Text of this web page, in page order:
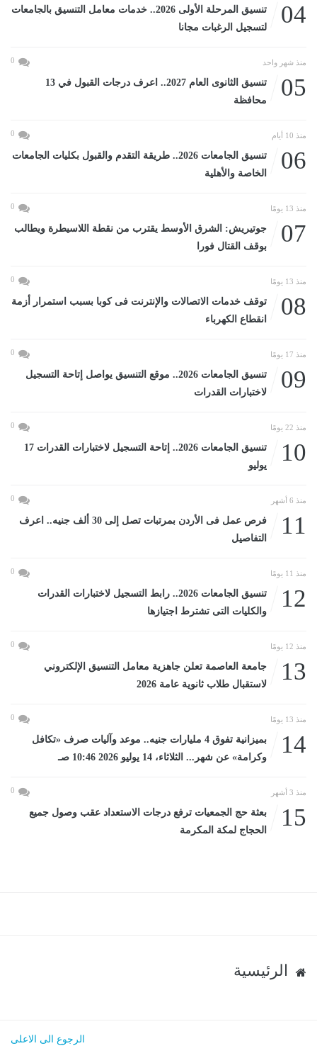
04
تنسيق المرحلة الأولى 2026.. خدمات معامل التنسيق بالجامعات
لتسجيل الرغبات مجانا
منذ شهر واحد 0
05
تنسيق الثانوى العام 2027.. اعرف درجات القبول في 13
محافظة
منذ 10 أيام 0
06
تنسيق الجامعات 2026.. طريقة التقدم والقبول بكليات الجامعات
الخاصة والأهلية
منذ 13 يومًا 0
07
جوتيريش: الشرق الأوسط يقترب من نقطة اللاسيطرة ويطالب
بوقف القتال فورا
منذ 13 يومًا 0
08
توقف خدمات الاتصالات والإنترنت فى كوبا بسبب استمرار أزمة
انقطاع الكهرباء
منذ 17 يومًا 0
09
تنسيق الجامعات 2026.. موقع التنسيق يواصل إتاحة التسجيل
لاختبارات القدرات
منذ 22 يومًا 0
10
تنسيق الجامعات 2026.. إتاحة التسجيل لاختبارات القدرات 17
يوليو
منذ 6 أشهر 0
11
فرص عمل فى الأردن بمرتبات تصل إلى 30 ألف جنيه.. اعرف
التفاصيل
منذ 11 يومًا 0
12
تنسيق الجامعات 2026.. رابط التسجيل لاختبارات القدرات
والكليات التى تشترط اجتيازها
منذ 12 يومًا 0
13
جامعة العاصمة تعلن جاهزية معامل التنسيق الإلكتروني
لاستقبال طلاب ثانوية عامة 2026
منذ 13 يومًا 0
14
بميزانية تفوق 4 مليارات جنيه.. موعد وآليات صرف «تكافل
وكرامة» عن شهر... الثلاثاء، 14 يوليو 2026 10:46 صـ
منذ 3 أشهر 0
15
بعثة حج الجمعيات ترفع درجات الاستعداد عقب وصول جميع
الحجاج لمكة المكرمة
الرئيسية
الرجوع الى الاعلى